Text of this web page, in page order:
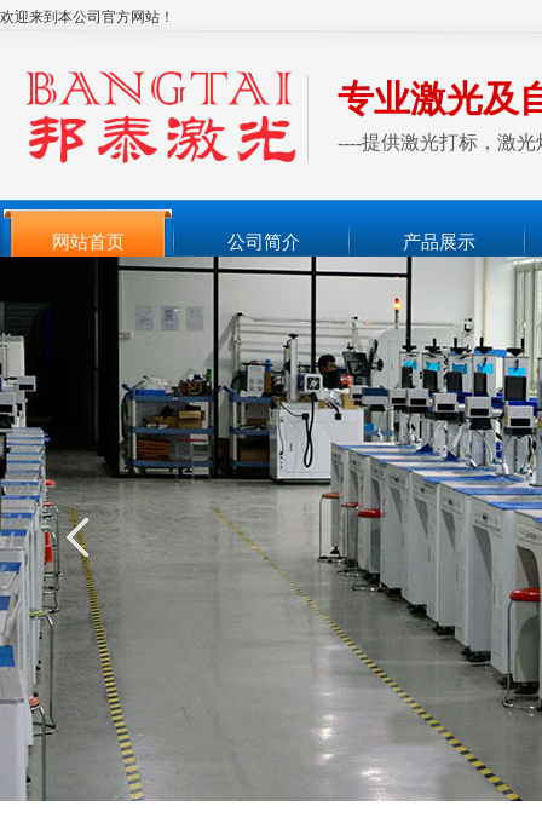
欢迎来到本公司官方网站！
专业激光及
----提供激光打标，激
网站首页 公司简介 产品展示